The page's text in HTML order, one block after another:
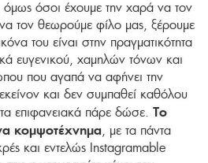
όσοι έχουμε την χαρά να τον
τον θεωρούμε φίλο μας, ξέρουμε
του είναι στην πραγματικότητα
ευγενικού, χαμηλών τόνων και
που αγαπά να αφήνει την
και δεν συμπαθεί καθόλου
τα επιφανειακά πάρε δώσε. Το
κομψοτέχνημα, με τα πάντα
και εντελώς Instagramable